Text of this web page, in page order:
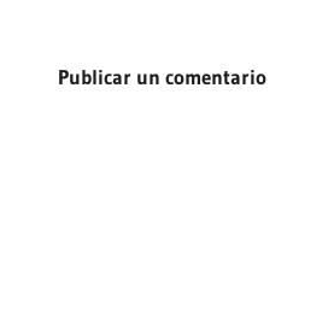
Publicar un comentario